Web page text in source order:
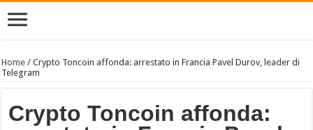
Home /Crypto Toncoin affonda: arrestato in Francia Pavel Durov, leader di
Telegram
Crypto Toncoin affonda: